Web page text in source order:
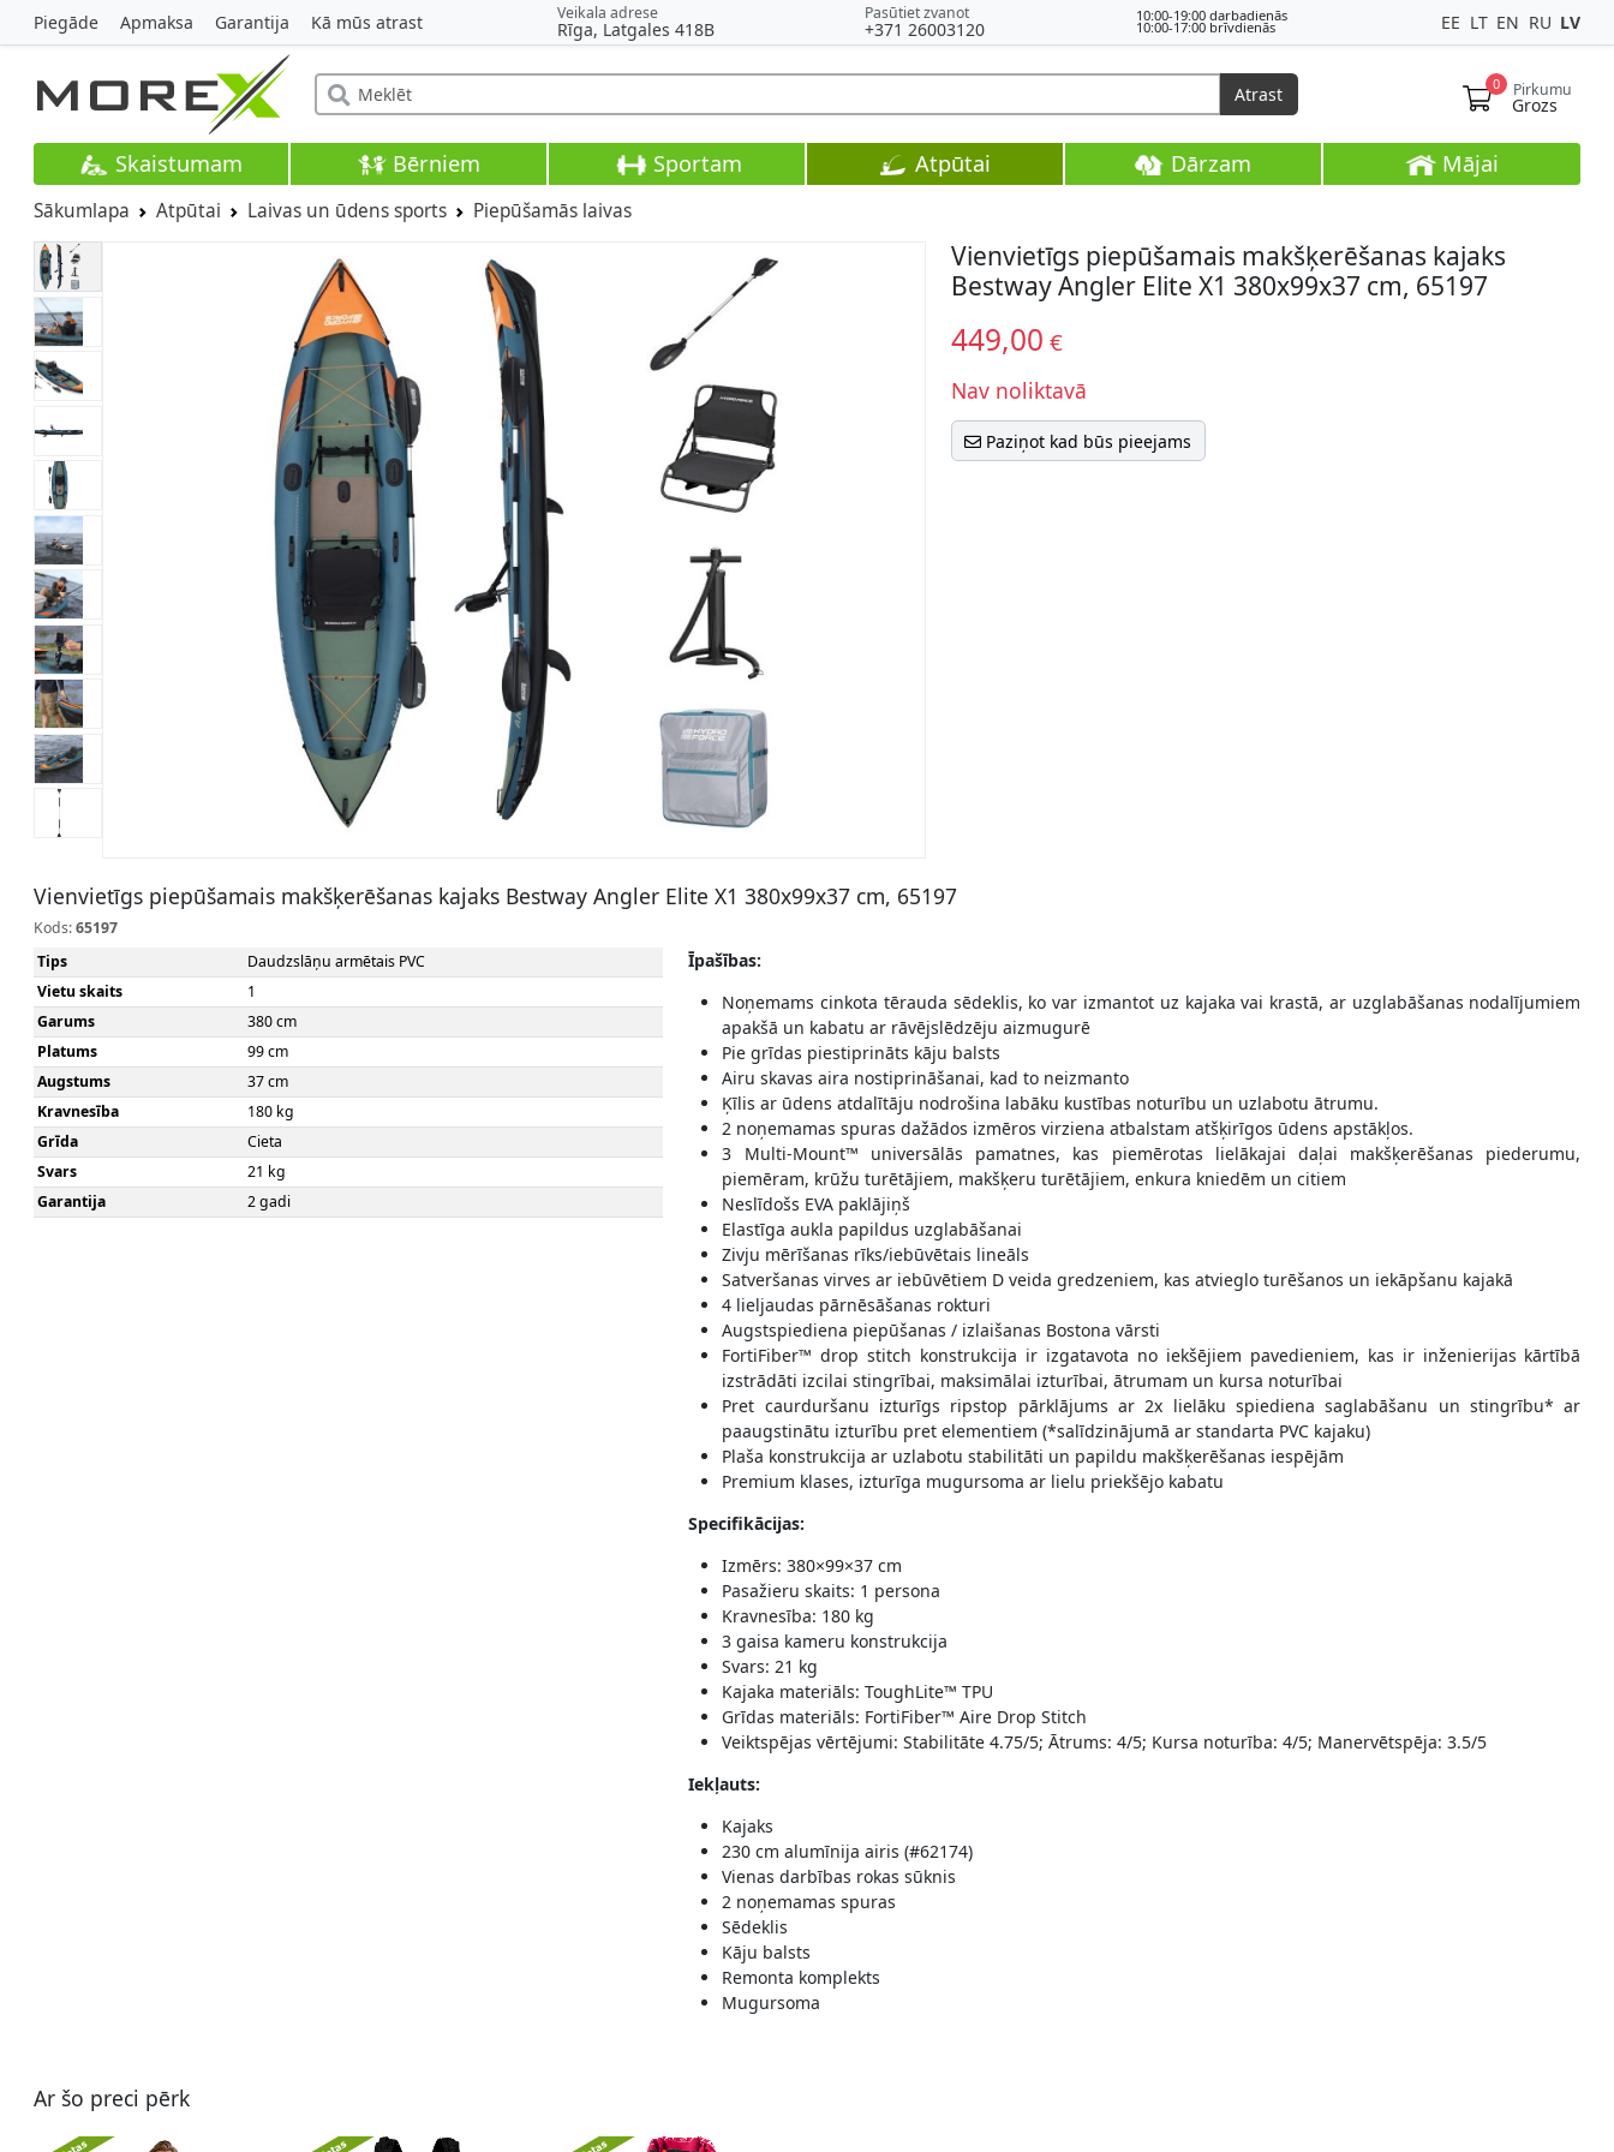
Piegāde Apmaksa Garantija Kā mūs atrast Veikala adrese
Rīga, Latgales 418B
Pasūtiet zvanot
+371 26003120
10:00-19:00 darbadienās
10:00-17:00 brīvdienās EE LT EN RU LV
0 Pirkumu
Grozs
Atrast
Skaistumam Bērniem Sportam Atpūtai Dārzam Mājai
Sākumlapa Atpūtai Laivas un ūdens sports Piepūšamās laivas
Vienvietīgs piepūšamais makšķerēšanas kajaks
Bestway Angler Elite X1 380x99x37 cm, 65197
449,00 €
Nav noliktavā
Paziņot kad būs pieejams
Vienvietīgs piepūšamais makšķerēšanas kajaks Bestway Angler Elite X1 380x99x37 cm, 65197
Kods:65197
Tips
Daudzslāņu armētais PVC
Vietu skaits
1
Garums
380 cm
Platums
99 cm
Augstums
37 cm
Kravnesība
180 kg
Grīda
Cieta
Svars
21 kg
Garantija
2 gadi
Īpašības:
Noņemams cinkota tērauda sēdeklis, ko var izmantot uz kajaka vai krastā, ar uzglabāšanas nodalījumiem
apakšā un kabatu ar rāvējslēdzēju aizmugurē
Pie grīdas piestiprināts kāju balsts
Airu skavas aira nostiprināšanai, kad to neizmanto
Ķīlis ar ūdens atdalītāju nodrošina labāku kustības noturību un uzlabotu ātrumu.
2 noņemamas spuras dažādos izmēros virziena atbalstam atšķirīgos ūdens apstākļos.
3 Multi-Mount™ universālās pamatnes, kas piemērotas lielākajai daļai makšķerēšanas piederumu,
piemēram, krūžu turētājiem, makšķeru turētājiem, enkura kniedēm un citiem
Neslīdošs EVA paklājiņš
Elastīga aukla papildus uzglabāšanai
Zivju mērīšanas rīks/iebūvētais lineāls
Satveršanas virves ar iebūvētiem D veida gredzeniem, kas atvieglo turēšanos un iekāpšanu kajakā
4 lieljaudas pārnēsāšanas rokturi
Augstspiediena piepūšanas / izlaišanas Bostona vārsti
FortiFiber™ drop stitch konstrukcija ir izgatavota no iekšējiem pavedieniem, kas ir inženierijas kārtībā
izstrādāti izcilai stingrībai, maksimālai izturībai, ātrumam un kursa noturībai
Pret caurduršanu izturīgs ripstop pārklājums ar 2x lielāku spiediena saglabāšanu un stingrību* ar
paaugstinātu izturību pret elementiem (*salīdzinājumā ar standarta PVC kajaku)
Plaša konstrukcija ar uzlabotu stabilitāti un papildu makšķerēšanas iespējām
Premium klases, izturīga mugursoma ar lielu priekšējo kabatu
Specifikācijas:
Izmērs: 380×99×37 cm
Pasažieru skaits: 1 persona
Kravnesība: 180 kg
3 gaisa kameru konstrukcija
Svars: 21 kg
Kajaka materiāls: ToughLite™ TPU
Grīdas materiāls: FortiFiber™ Aire Drop Stitch
Veiktspējas vērtējumi: Stabilitāte 4.75/5; Ātrums: 4/5; Kursa noturība: 4/5; Manervētspēja: 3.5/5
Iekļauts:
Kajaks
230 cm alumīnija airis (#62174)
Vienas darbības rokas sūknis
2 noņemamas spuras
Sēdeklis
Kāju balsts
Remonta komplekts
Mugursoma
Ar šo preci pērk